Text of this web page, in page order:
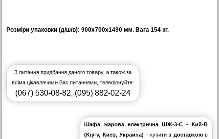
Розміри упаковки (д/ш/в): 900х700х1490 мм. Вага 154 кг.
З питання придбання даного товару, а також за
всіма цікавлячими Вас питаннями, телефонуйте:
(067) 530-08-82, (095) 882-02-24
Шафа жарова електрична ШЖ-3-С - Кий-В
(Kiy-v, Киев, Украина) - купитиз доставкоюв